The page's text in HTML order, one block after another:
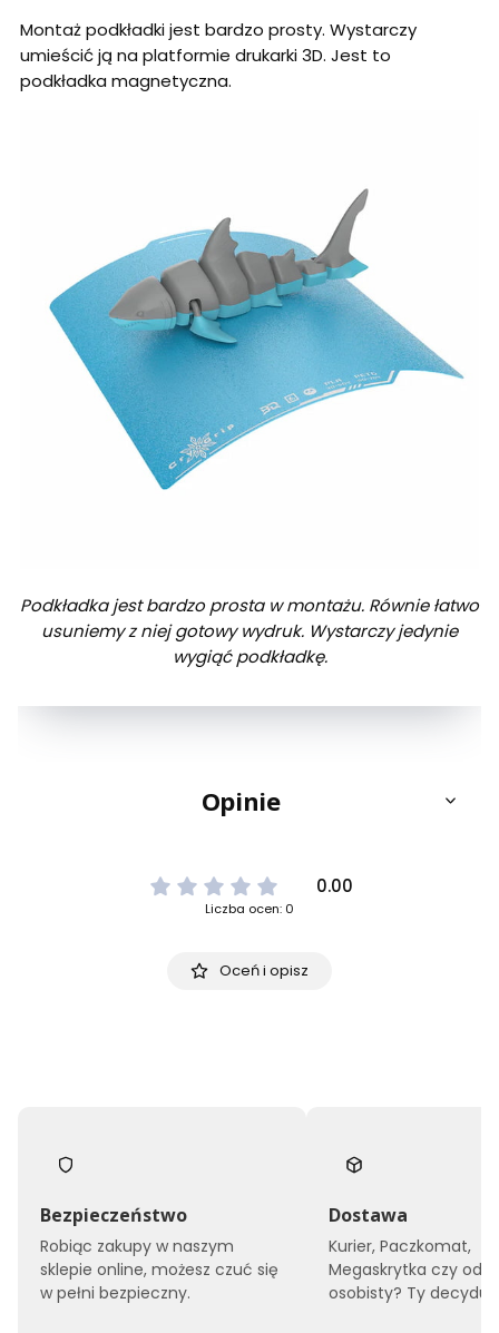
Montaż podkładki jest bardzo prosty. Wystarczy
umieścić ją na platformie drukarki 3D. Jest to
podkładka magnetyczna.
Podkładka jest bardzo prosta w montażu. Równie łatwo
usuniemy z niej gotowy wydruk. Wystarczy jedynie
wygiąć podkładkę.
Opinie
0.00
Liczba ocen: 0
Oceń i opisz
Bezpieczeństwo
Robiąc zakupy w naszym
sklepie online, możesz czuć się
w pełni bezpieczny.
Dostawa
Kurier, Paczkomat,
Megaskrytka czy
osobisty? Ty